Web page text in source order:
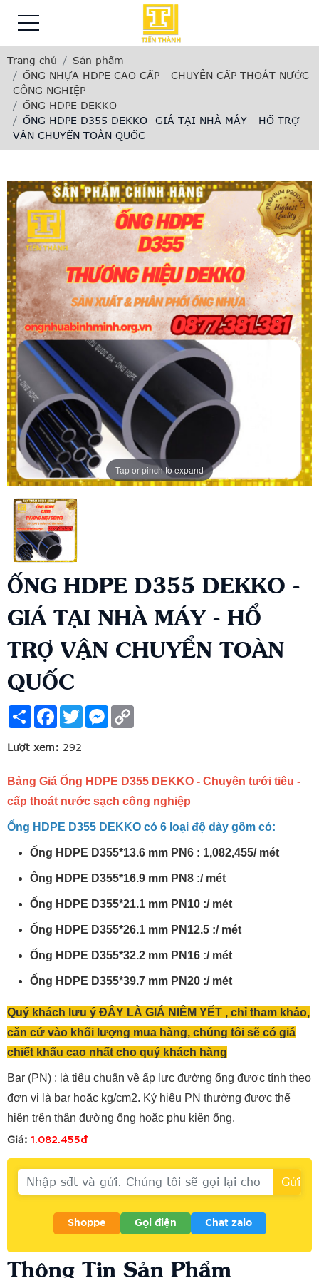
Trang chủ
Sản phẩm
ỐNG NHỰA HDPE CAO CẤP - CHUYÊN CẤP THOÁT NƯỚC
CÔNG NGHIỆP
ỐNG HDPE DEKKO
ỐNG HDPE D355 DEKKO -GIÁ TẠI NHÀ MÁY - HỔ TRỢ
VẬN CHUYỂN TOÀN QUỐC
Tap or pinch to expand
ỐNG HDPE D355 DEKKO -
GIÁ TẠI NHÀ MÁY - HỔ
TRỢ VẬN CHUYỂN TOÀN
QUỐC
ShareFacebook
TwitterMessenger
Lượt xem: 292
Bảng Giá Ống HDPE D355 DEKKO - Chuyên tưới tiêu -
cấp thoát nước sạch công nghiệp
Ống HDPE D355 DEKKO có 6 loại độ dày gồm có:
Ống HDPE D355*13.6 mm PN6 : 1,082,455/ mét
Ống HDPE D355*16.9 mm PN8 :/ mét
Ống HDPE D355*21.1 mm PN10 :/ mét
Ống HDPE D355*26.1 mm PN12.5 :/ mét
Ống HDPE D355*32.2 mm PN16 :/ mét
Ống HDPE D355*39.7 mm PN20 :/ mét
Quý khách lưu ý ĐÂY LÀ GIÁ NIÊM YẾT , chỉ tham khảo,
căn cứ vào khối lượng mua hàng, chúng tôi sẽ có giá
chiết khấu cao nhất cho quý khách hàng
Bar (PN) : là tiêu chuẩn về ấp lực đường ống được tính theo
đơn vị là bar hoặc kg/cm2. Ký hiệu PN thường được thể
hiện trên thân đường ống hoặc phụ kiện ống.
Giá: 1.082.455đ
Shoppe Gọi điện Chat zalo
Thông Tin Sản Phẩm